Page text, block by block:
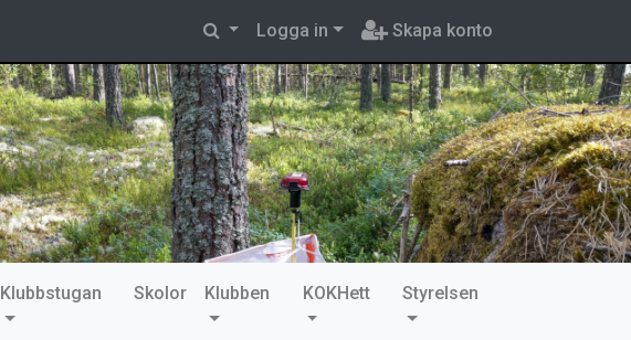
Logga in Skapa konto
Klubbstugan Skolor Klubben KOKHett Styrelsen